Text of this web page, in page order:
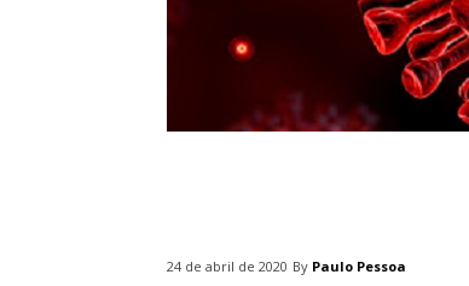
24 de abril de 2020 By Paulo Pessoa